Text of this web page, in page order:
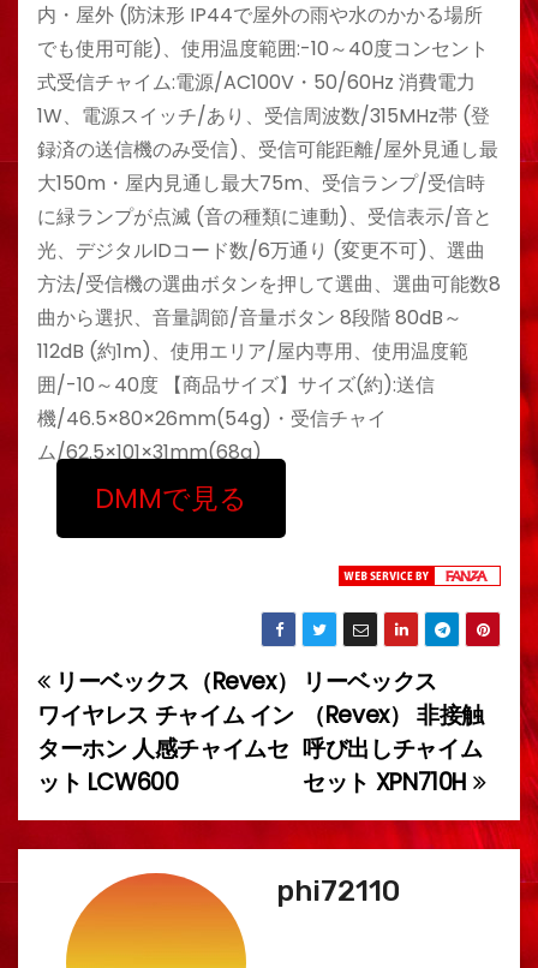
内・屋外 (防沫形 IP44で屋外の雨や水のかかる場所
でも使用可能)、使用温度範囲:-10～40度コンセント
式受信チャイム:電源/AC100V・50/60Hz 消費電力
1W、電源スイッチ/あり、受信周波数/315MHz帯 (登
録済の送信機のみ受信)、受信可能距離/屋外見通し最
大150m・屋内見通し最大75m、受信ランプ/受信時
に緑ランプが点滅 (音の種類に連動)、受信表示/音と
光、デジタルIDコード数/6万通り (変更不可)、選曲
方法/受信機の選曲ボタンを押して選曲、選曲可能数8
曲から選択、音量調節/音量ボタン 8段階 80dB～
112dB (約1m)、使用エリア/屋内専用、使用温度範
囲/-10～40度 【商品サイズ】サイズ(約):送信
機/46.5×80×26mm(54g)・受信チャイ
ム/62.5×101×31mm(68g)
DMMで見る
投
稿
ナ
ビ
ー
リーベックス
（Revex） 非接触
呼び出しチャイム
セット XPN710H
リーベックス（Revex）
ワイヤレス チャイム イン
ターホン 人感チャイムセ
ット LCW600
phi72110